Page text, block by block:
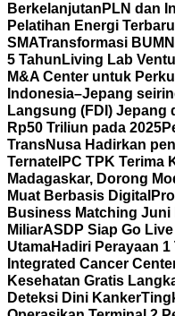
Berkelanjutan PLN dan
Pelatihan Energi
SMATransformasi
5 Tahun Living Lab
M&A Center untuk
Indonesia–Jepang
Langsung (FDI) Jepang
Rp50 Triliun pada 2025
TransNusa Hadirkan
Ternate IPC TPK
Madagaskar, Dorong
Muat Berbasis Digital
Business Matching Juni
MiliarASDP Siap Go
UtamaHadiri Perayaan
Integrated Cancer
Kesehatan Gratis
Deteksi Dini Kanker